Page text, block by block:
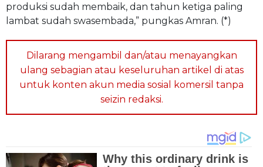
produksi sudah membaik, dan tahun ketiga paling
lambat sudah swasembada,” pungkas Amran. (*)
Dilarang mengambil dan/atau menayangkan
ulang sebagian atau keseluruhan artikel di atas
untuk konten akun media sosial komersil tanpa
seizin redaksi.